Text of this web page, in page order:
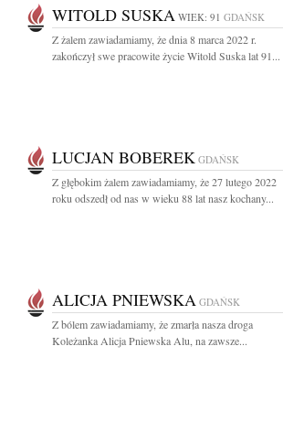
WITOLD SUSKA WIEK: 91 GDAŃSK
Z żalem zawiadamiamy, że dnia 8 marca 2022 r.
zakończył swe pracowite życie Witold Suska lat 91...
LUCJAN BOBEREK GDAŃSK
Z głębokim żalem zawiadamiamy, że 27 lutego 2022
roku odszedł od nas w wieku 88 lat nasz kochany...
ALICJA PNIEWSKA GDAŃSK
Z bólem zawiadamiamy, że zmarła nasza droga
Koleżanka Alicja Pniewska Alu, na zawsze...